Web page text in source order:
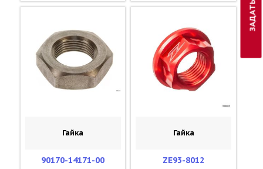
Гайка
90170-14171-00
Гайка
ZE93-8012